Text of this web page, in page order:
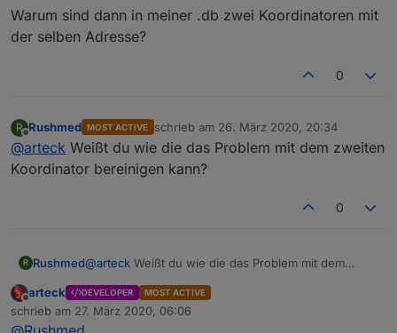
Warum sind dann in meiner .db zwei Koordinatoren mit
der selben Adresse?
0
R
Offline
Rushmed MOST ACTIVE schrieb am 26. März 2020, 20:34
zuletzt editiert von
@arteck Weißt du wie die das Problem mit dem zweiten
Koordinator bereinigen kann?
0
R Rushmed@arteck Weißt du wie die das Problem mit dem
Offline
arteck DEVELOPER MOST ACTIVE
schrieb am 27. März 2020, 06:06
zuletzt editiert von